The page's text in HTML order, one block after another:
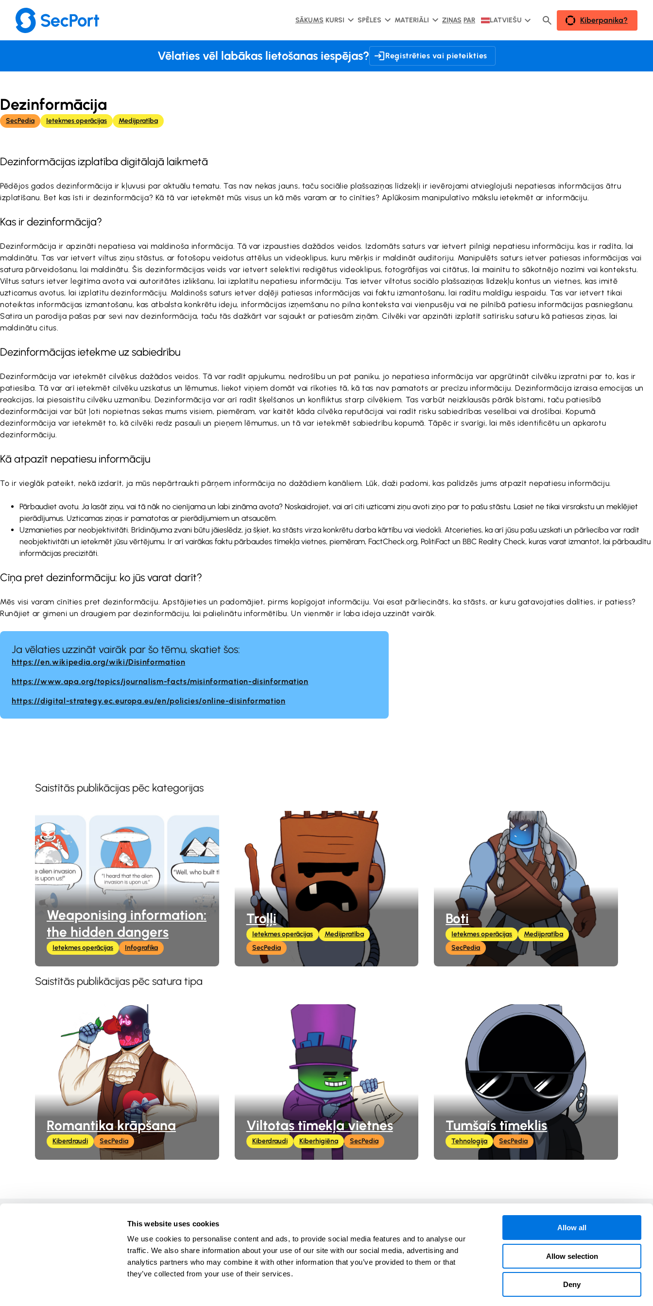
This website uses cookies
We use cookies to personalise content and ads, to provide social media features and to analyse our
traffic. We also share information about your use of our site with our social media, advertising and
analytics partners who may combine it with other information that you’ve provided to them or that
they’ve collected from your use of their services.
Allow all
Allow selection
Deny
content
SĀKUMS KURSI SPĒLES MATERIĀLI ZIŅAS PAR LATVIEŠU Kiberpanika?
Vēlaties vēl labākas lietošanas iespējas? Reģistrēties vai pieteikties
Dezinformācija
SecPedia Ietekmes operācijas Medijpratība
Dezinformācijas izplatība digitālajā laikmetā
Pēdējos gados dezinformācija ir kļuvusi par aktuālu tematu. Tas nav nekas jauns, taču sociālie plašsaziņas līdzekļi ir ievērojami atvieglojuši nepatiesas informācijas ātru
izplatīšanu. Bet kas īsti ir dezinformācija? Kā tā var ietekmēt mūs visus un kā mēs varam ar to cīnīties? Aplūkosim manipulatīvo mākslu ietekmēt ar informāciju.
Kas ir dezinformācija?
Dezinformācija ir apzināti nepatiesa vai maldinoša informācija. Tā var izpausties dažādos veidos. Izdomāts saturs var ietvert pilnīgi nepatiesu informāciju, kas ir radīta, lai
maldinātu. Tas var ietvert viltus ziņu stāstus, ar fotošopu veidotus attēlus un videoklipus, kuru mērķis ir maldināt auditoriju. Manipulēts saturs ietver patiesas informācijas vai
satura pārveidošanu, lai maldinātu. Šis dezinformācijas veids var ietvert selektīvi rediģētus videoklipus, fotogrāfijas vai citātus, lai mainītu to sākotnējo nozīmi vai kontekstu.
Viltus saturs ietver leģitīma avota vai autoritātes izlikšanu, lai izplatītu nepatiesu informāciju. Tas ietver viltotus sociālo plašsaziņas līdzekļu kontus un vietnes, kas imitē
uzticamus avotus, lai izplatītu dezinformāciju. Maldinošs saturs ietver daļēji patiesas informācijas vai faktu izmantošanu, lai radītu maldīgu iespaidu. Tas var ietvert tikai
noteiktas informācijas izmantošanu, kas atbalsta konkrētu ideju, informācijas izņemšanu no pilna konteksta vai vienpusēju vai ne pilnībā patiesu informācijas pasniegšanu.
Satira un parodija pašas par sevi nav dezinformācija, taču tās dažkārt var sajaukt ar patiesām ziņām. Cilvēki var apzināti izplatīt satīrisku saturu kā patiesas ziņas, lai
maldinātu citus.
Dezinformācijas ietekme uz sabiedrību
Dezinformācija var ietekmēt cilvēkus dažādos veidos. Tā var radīt apjukumu, nedrošību un pat paniku, jo nepatiesa informācija var apgrūtināt cilvēku izpratni par to, kas ir
patiesība. Tā var arī ietekmēt cilvēku uzskatus un lēmumus, liekot viņiem domāt vai rīkoties tā, kā tas nav pamatots ar precīzu informāciju. Dezinformācija izraisa emocijas un
reakcijas, lai piesaistītu cilvēku uzmanību. Dezinformācija var arī radīt šķelšanos un konfliktus starp cilvēkiem. Tas varbūt neizklausās pārāk bīstami, taču patiesībā
dezinformācijai var būt ļoti nopietnas sekas mums visiem, piemēram, var kaitēt kāda cilvēka reputācijai vai radīt risku sabiedrības veselībai vai drošībai. Kopumā
dezinformācija var ietekmēt to, kā cilvēki redz pasauli un pieņem lēmumus, un tā var ietekmēt sabiedrību kopumā. Tāpēc ir svarīgi, lai mēs identificētu un apkarotu
dezinformāciju.
Kā atpazīt nepatiesu informāciju
To ir vieglāk pateikt, nekā izdarīt, ja mūs nepārtraukti pārņem informācija no dažādiem kanāliem. Lūk, daži padomi, kas palīdzēs jums atpazīt nepatiesu informāciju.
Pārbaudiet avotu. Ja lasāt ziņu, vai tā nāk no cienījama un labi zināma avota? Noskaidrojiet, vai arī citi uzticami ziņu avoti ziņo par to pašu stāstu. Lasiet ne tikai virsrakstu un meklējiet
pierādījumus. Uzticamas ziņas ir pamatotas ar pierādījumiem un atsaucēm.
Uzmanieties par neobjektivitāti. Brīdinājuma zvani būtu jāieslēdz, ja šķiet, ka stāsts virza konkrētu darba kārtību vai viedokli. Atcerieties, ka arī jūsu pašu uzskati un pārliecība var radīt
neobjektivitāti un ietekmēt jūsu vērtējumu. Ir arī vairākas faktu pārbaudes tīmekļa vietnes, piemēram, FactCheck.org, PolitiFact un BBC Reality Check, kuras varat izmantot, lai pārbaudītu
informācijas precizitāti.
Cīņa pret dezinformāciju: ko jūs varat darīt?
Mēs visi varam cīnīties pret dezinformāciju. Apstājieties un padomājiet, pirms kopīgojat informāciju. Vai esat pārliecināts, ka stāsts, ar kuru gatavojaties dalīties, ir patiess?
Runājiet ar ģimeni un draugiem par dezinformāciju, lai palielinātu informētību. Un vienmēr ir laba ideja uzzināt vairāk.
Ja vēlaties uzzināt vairāk par šo tēmu, skatiet šos:
https://en.wikipedia.org/wiki/Disinformation
https://www.apa.org/topics/journalism-facts/misinformation-disinformation
https://digital-strategy.ec.europa.eu/en/policies/online-disinformation
Saistītās publikācijas pēc kategorijas
Weaponising information:
the hidden dangers
Ietekmes operācijas Infografika
Troļļi
Ietekmes operācijas
Medijpratība
SecPedia
Boti
Ietekmes operācijas
Medijpratība
SecPedia
Saistītās publikācijas pēc satura tipa
Romantika krāpšana
Kiberdraudi SecPedia
Viltotas tīmekļa vietnes
Kiberdraudi Kiberhigiēna SecPedia
Tumšais tīmeklis
Tehnoloģija SecPedia
Sākums
Spēles
Materiāli
Ziņas
Par